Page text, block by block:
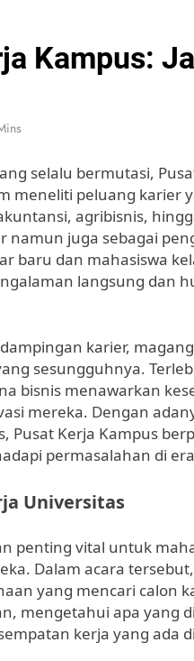
Kampus:
selalu bermutasi,
meneliti peluang karier
agribisnis,
namun juga sebagai
baru dan mahasiswa
langsung dan
karier,
sesungguhnya.
bisnis menawarkan
mereka. Dengan
Pusat Kerja Kampus
permasalahan di
Universitas
penting vital untuk
Dalam acara
yang mencari calon
mengetahui apa yang
kerja yang ada